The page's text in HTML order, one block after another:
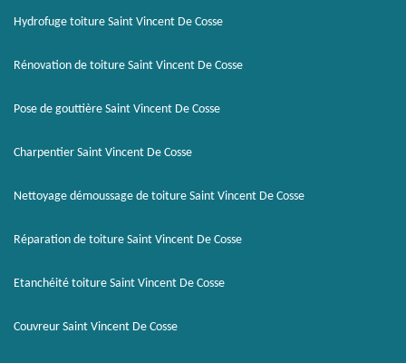
Hydrofuge toiture Saint Vincent De Cosse
Rénovation de toiture Saint Vincent De Cosse
Pose de gouttière Saint Vincent De Cosse
Charpentier Saint Vincent De Cosse
Nettoyage démoussage de toiture Saint Vincent De Cosse
Réparation de toiture Saint Vincent De Cosse
Etanchéité toiture Saint Vincent De Cosse
Couvreur Saint Vincent De Cosse